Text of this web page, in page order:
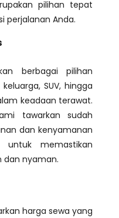
pilihan tepat
perjalanan Anda.
berbagai pilihan
SUV, hingga
keadaan terawat.
tawarkan sudah
dan kenyamanan
memastikan
dan nyaman.
harga sewa yang